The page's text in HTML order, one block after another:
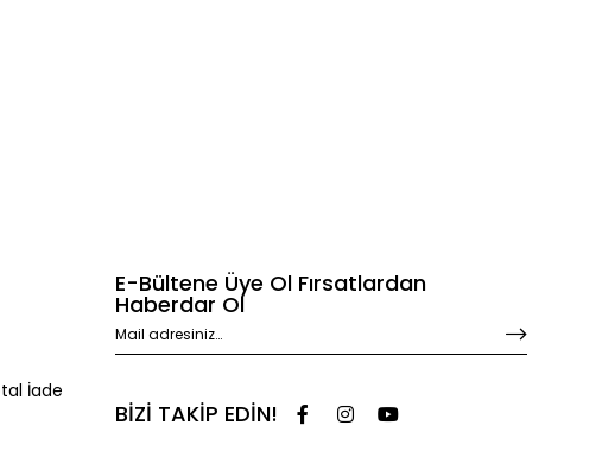
İade
E-Bültene Üye Ol Fırsatlardan
Haberdar Ol
BİZİ TAKİP EDİN!